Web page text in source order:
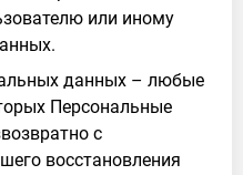
или иному
данных – любые
Персональные
с
восстановления